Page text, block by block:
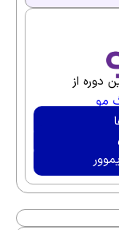
دوره از
مو